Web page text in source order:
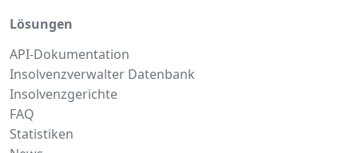
Lösungen
API-Dokumentation
Insolvenzverwalter Datenbank
Insolvenzgerichte
FAQ
Statistiken